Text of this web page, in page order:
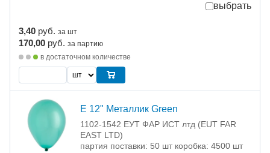
выбрать
3,40 руб. за шт
170,00 руб. за партию
в достаточном количестве
Е 12" Металлик Green
1102-1542 ЕУТ ФАР ИСТ лтд (EUT FAR
EAST LTD)
партия поставки: 50 шт коробка: 4500 шт